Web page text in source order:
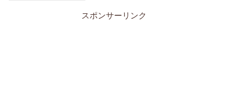
スポンサーリンク